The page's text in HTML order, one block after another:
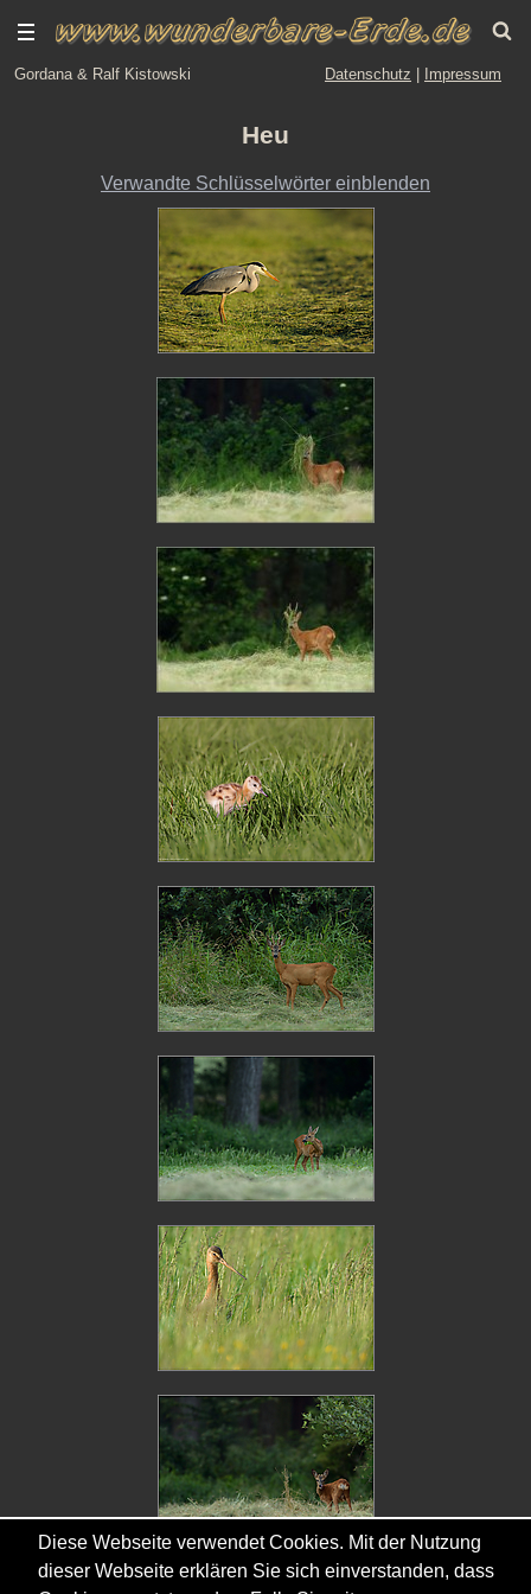
Gordana & Ralf Kistowski Datenschutz Impressum
Heu
Verwandte Schlüsselwörter einblenden
Diese Webseite verwendet Cookies. Mit der Nutzung
dieser Webseite erklären Sie sich einverstanden, dass